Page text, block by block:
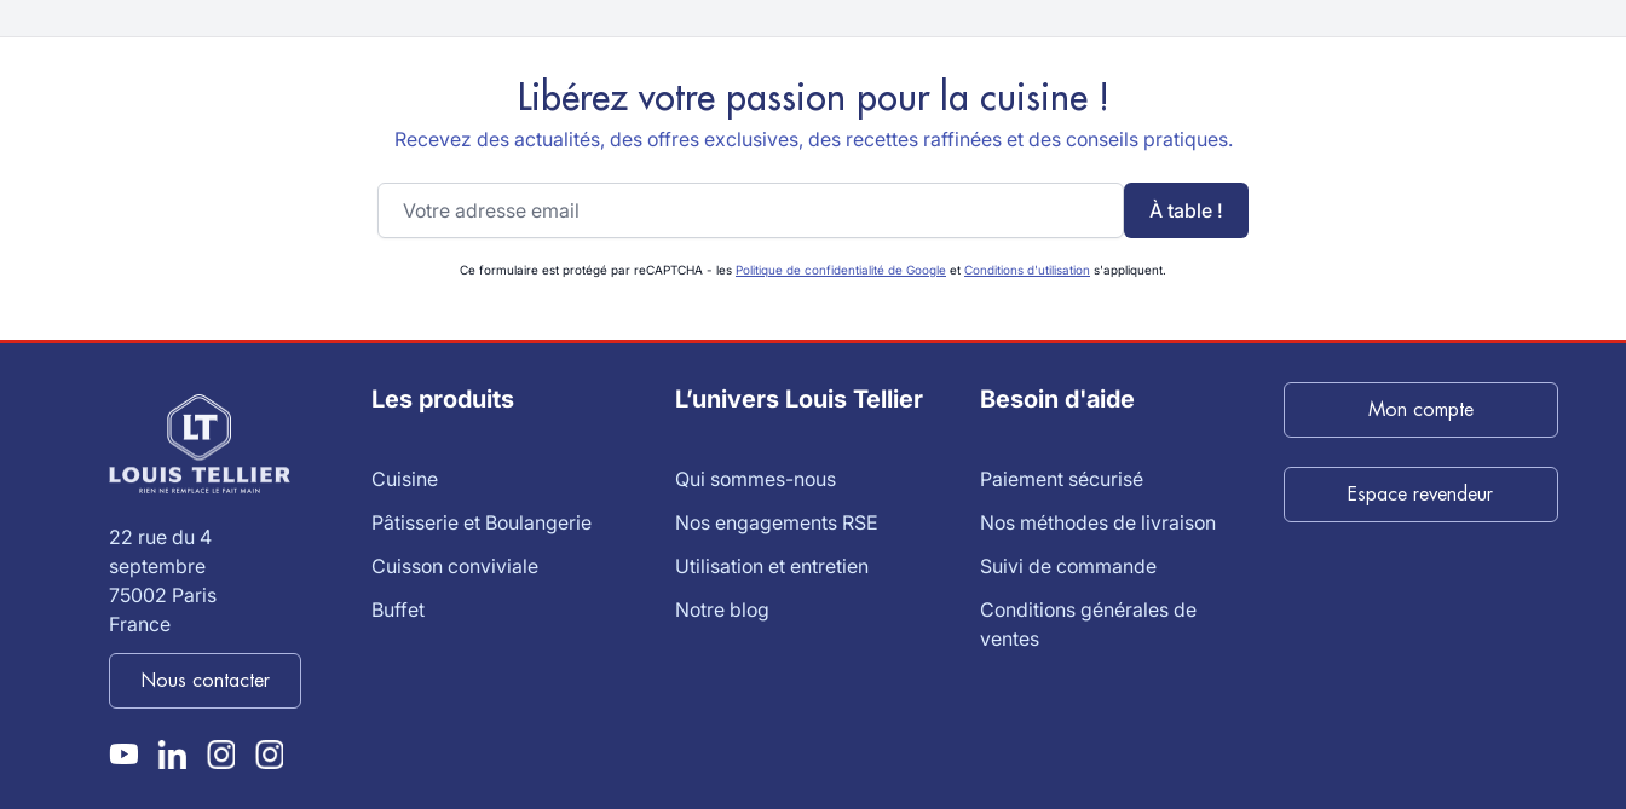
Libérez votre passion pour la cuisine !
Recevez des actualités, des offres exclusives, des recettes raffinées et des conseils pratiques.
Adresse email
À table !
Ce formulaire est protégé par reCAPTCHA - les Politique de confidentialité de Google et Conditions d'utilisation s'appliquent.
22 rue du 4
septembre
75002 Paris
France
Nous contacter
Les produits
Cuisine
Pâtisserie et Boulangerie
Cuisson conviviale
Buffet
L’univers Louis Tellier
Qui sommes-nous
Nos engagements RSE
Utilisation et entretien
Notre blog
Besoin d'aide
Paiement sécurisé
Nos méthodes de livraison
Suivi de commande
Conditions générales de
ventes
Mon compte
Espace revendeur